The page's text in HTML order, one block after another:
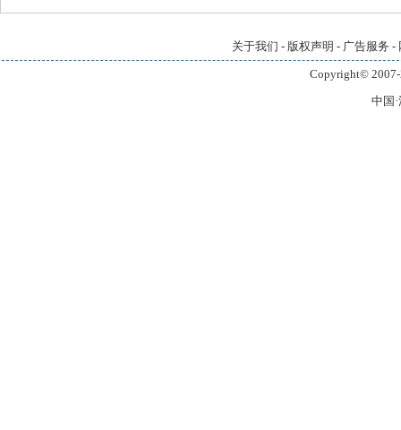
关于我们 - 版权声明 - 广告服务 -
Copyright©
中国